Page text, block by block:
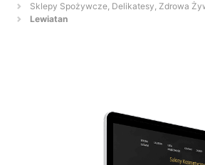
Sklepy Spożywcze, Delikatesy, Zdrowa
Lewiatan